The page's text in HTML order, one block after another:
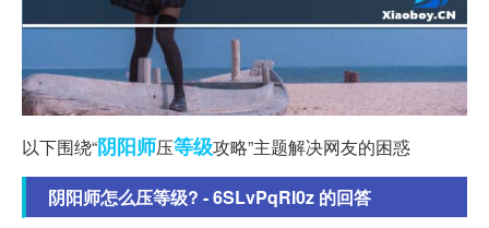
以下围绕“阴阳师压等级攻略”主题解决网友的困惑
阴阳师怎么压等级? - 6SLvPqRl0z 的回答